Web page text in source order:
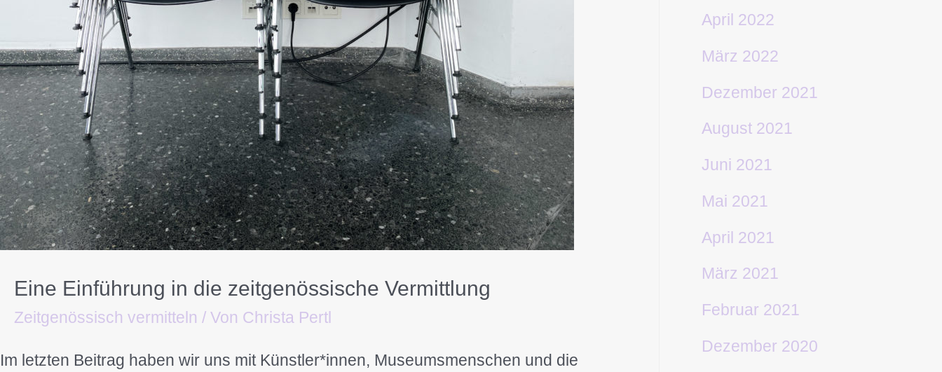
Eine Einführung in die zeitgenössische Vermittlung
Zeitgenössisch vermitteln / Von Christa Pertl
Im letzten Beitrag haben wir uns mit Künstler*innen, Museumsmenschen und die
April 2022
März 2022
Dezember 2021
August 2021
Juni 2021
Mai 2021
April 2021
März 2021
Februar 2021
Dezember 2020